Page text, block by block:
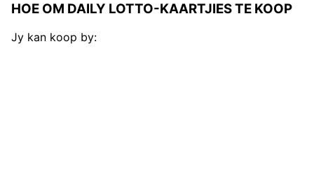
HOE OM DAILY LOTTO-KAARTJIES TE KOOP
Jy kan koop by: